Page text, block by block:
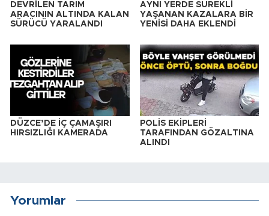
DEVRİLEN TARIM
ARACININ ALTINDA KALAN
SÜRÜCÜ YARALANDI
AYNI YERDE SÜREKLİ
YAŞANAN KAZALARA BİR
YENİSİ DAHA EKLENDİ
DÜZCE’DE İÇ ÇAMAŞIRI
HIRSIZLIĞI KAMERADA
POLİS EKİPLERİ
TARAFINDAN GÖZALTINA
ALINDI
Yorumlar